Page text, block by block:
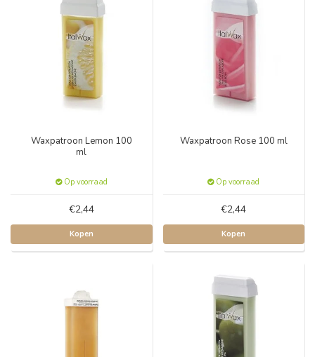
Waxpatroon Lemon 100
ml
Op voorraad
€2,44
Kopen
Waxpatroon Rose 100 ml
Op voorraad
€2,44
Kopen